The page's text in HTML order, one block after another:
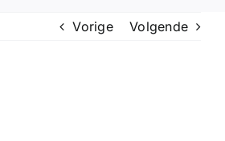
Vorige Volgende